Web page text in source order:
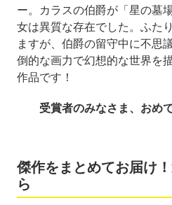
ー。カラスの伯爵が「星の墓
女は異質な存在でした。ふた
ますが、伯爵の留守中に不
倒的な画力で幻想的な世界を
作品です！
受賞者のみなさま、おめ
傑作をまとめてお届け
ら